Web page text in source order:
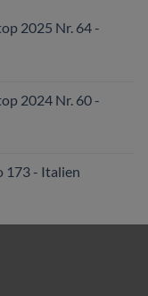
2025 Nr. 64 -
2024 Nr. 60 -
173 - Italien